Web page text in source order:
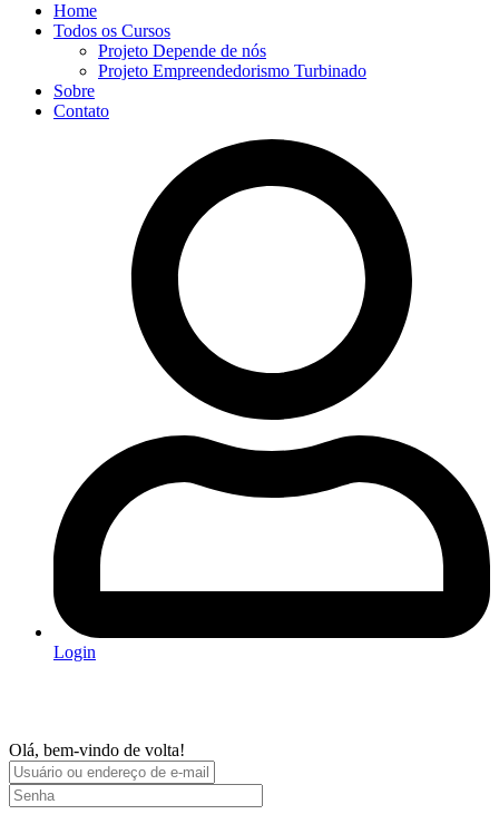
Home
Todos os Cursos
Projeto Depende de nós
Projeto Empreendedorismo Turbinado
Sobre
Contato
Login
Olá, bem-vindo de volta!